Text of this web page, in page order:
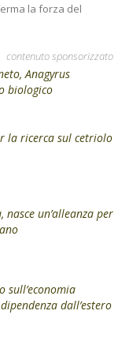
la forza del
contenuto sponsorizzato
Anagyrus
biologico
la ricerca sul cetriolo
un’alleanza per
sull’economia
dall’estero